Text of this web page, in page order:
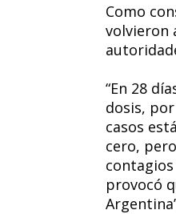
Como
volvieron
“En 28
dosis,
casos
cero,
contagios
provocó